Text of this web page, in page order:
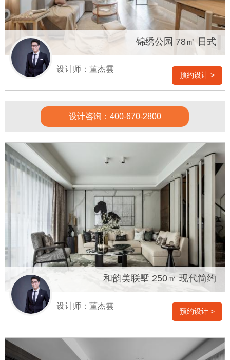
锦绣公园 78㎡ 日式
设计师：董杰雲
预约设计 >
设计咨询：400-670-2800
和韵美联墅 250㎡ 现代简约
设计师：董杰雲
预约设计 >